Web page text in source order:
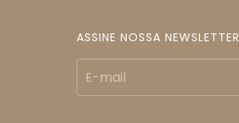
ASSINE NOSSA NEWSLETTER